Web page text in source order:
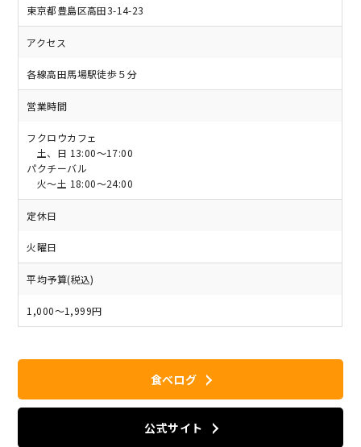
東京都豊島区高田3-14-23
アクセス
各線高田馬場駅徒歩５分
営業時間
フクロウカフェ
土、日 13:00～17:00
パクチーバル
火～土 18:00～24:00
定休日
火曜日
平均予算(税込)
1,000～1,999円
食べログ
公式サイト